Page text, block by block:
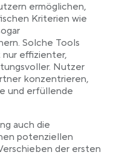
ermöglichen,
Kriterien wie
Solche Tools
effizienter,
Nutzer
konzentrieren,
und erfüllende
auch die
potenziellen
der ersten